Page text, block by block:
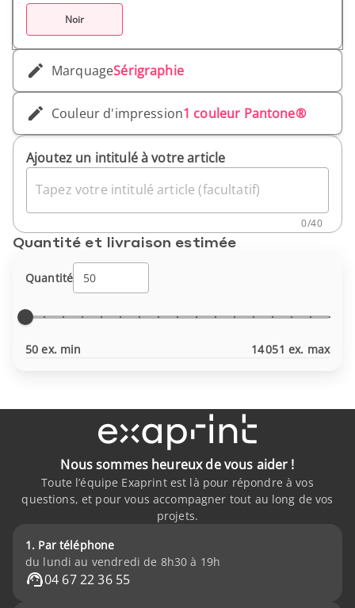
Noir
MarquageSérigraphie
Couleur d'impression1 couleur Pantone®
Ajoutez un intitulé à votre article
Tapez votre intitulé article (facultatif)
0/40
Quantité et livraison estimée
Quantité
50 ex. min 14 051 ex. max
Nous sommes heureux de vous aider !
Toute l’équipe Exaprint est là pour répondre à vos
questions, et pour vous accompagner tout au long de vos
projets.
1. Par téléphone
du lundi au vendredi de 8h30 à 19h
04 67 22 36 55